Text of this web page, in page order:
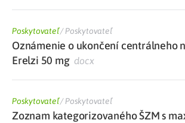
Poskytovateľ/Poskytovateľ
Oznámenie o ukončení centrálneho
Erelzi 50 mgdocx
Poskytovateľ/Poskytovateľ
Zoznam kategorizovaného ŠZM s